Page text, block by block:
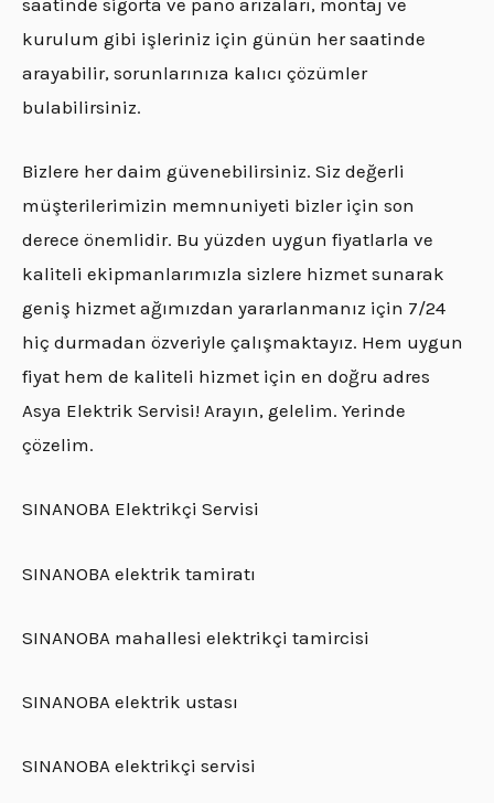
saatinde sigorta ve pano arızaları, montaj ve
kurulum gibi işleriniz için günün her saatinde
arayabilir, sorunlarınıza kalıcı çözümler
bulabilirsiniz.
Bizlere her daim güvenebilirsiniz. Siz değerli
müşterilerimizin memnuniyeti bizler için son
derece önemlidir. Bu yüzden uygun fiyatlarla ve
kaliteli ekipmanlarımızla sizlere hizmet sunarak
geniş hizmet ağımızdan yararlanmanız için 7/24
hiç durmadan özveriyle çalışmaktayız. Hem uygun
fiyat hem de kaliteli hizmet için en doğru adres
Asya Elektrik Servisi! Arayın, gelelim. Yerinde
çözelim.
SINANOBA Elektrikçi Servisi
SINANOBA elektrik tamiratı
SINANOBA mahallesi elektrikçi tamircisi
SINANOBA elektrik ustası
SINANOBA elektrikçi servisi